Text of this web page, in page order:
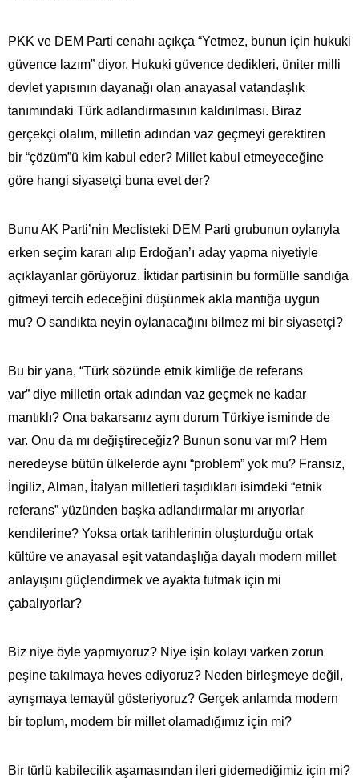
PKK ve DEM Parti cenahı açıkça “Yetmez, bunun için hukuki
güvence lazım” diyor. Hukuki güvence dedikleri, üniter milli
devlet yapısının dayanağı olan anayasal vatandaşlık
tanımındaki Türk adlandırmasının kaldırılması. Biraz
gerçekçi olalım, milletin adından vaz geçmeyi gerektiren
bir “çözüm”ü kim kabul eder? Millet kabul etmeyeceğine
göre hangi siyasetçi buna evet der?
Bunu AK Parti’nin Meclisteki DEM Parti grubunun oylarıyla
erken seçim kararı alıp Erdoğan’ı aday yapma niyetiyle
açıklayanlar görüyoruz. İktidar partisinin bu formülle sandığa
gitmeyi tercih edeceğini düşünmek akla mantığa uygun
mu? O sandıkta neyin oylanacağını bilmez mi bir siyasetçi?
Bu bir yana, “Türk sözünde etnik kimliğe de referans
var” diye milletin ortak adından vaz geçmek ne kadar
mantıklı? Ona bakarsanız aynı durum Türkiye isminde de
var. Onu da mı değiştireceğiz? Bunun sonu var mı? Hem
neredeyse bütün ülkelerde aynı “problem” yok mu? Fransız,
İngiliz, Alman, İtalyan milletleri taşıdıkları isimdeki “etnik
referans” yüzünden başka adlandırmalar mı arıyorlar
kendilerine? Yoksa ortak tarihlerinin oluşturduğu ortak
kültüre ve anayasal eşit vatandaşlığa dayalı modern millet
anlayışını güçlendirmek ve ayakta tutmak için mi
çabalıyorlar?
Biz niye öyle yapmıyoruz? Niye işin kolayı varken zorun
peşine takılmaya heves ediyoruz? Neden birleşmeye değil,
ayrışmaya temayül gösteriyoruz? Gerçek anlamda modern
bir toplum, modern bir millet olamadığımız için mi?
Bir türlü kabilecilik aşamasından ileri gidemediğimiz için mi?